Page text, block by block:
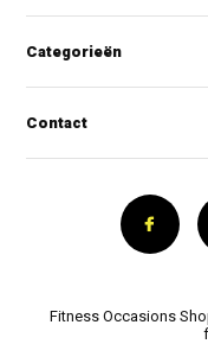
Categorieën
Contact
Fitness Occasions